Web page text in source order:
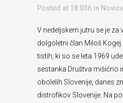
Posted at 18:03h in
V nedeljskem jutru se je
dolgoletni član Miloš
tistih, ki so se leta 1969
sestanka Društva mišično
obolelih Slovenije, danes
distrofikov Slovenije. Na